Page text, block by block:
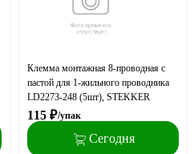
Клемма монтажная 8-проводная с
пастой для 1-жильного проводника
LD2273-248 (5шт), STEKKER
115 ₽/упак
Сегодня